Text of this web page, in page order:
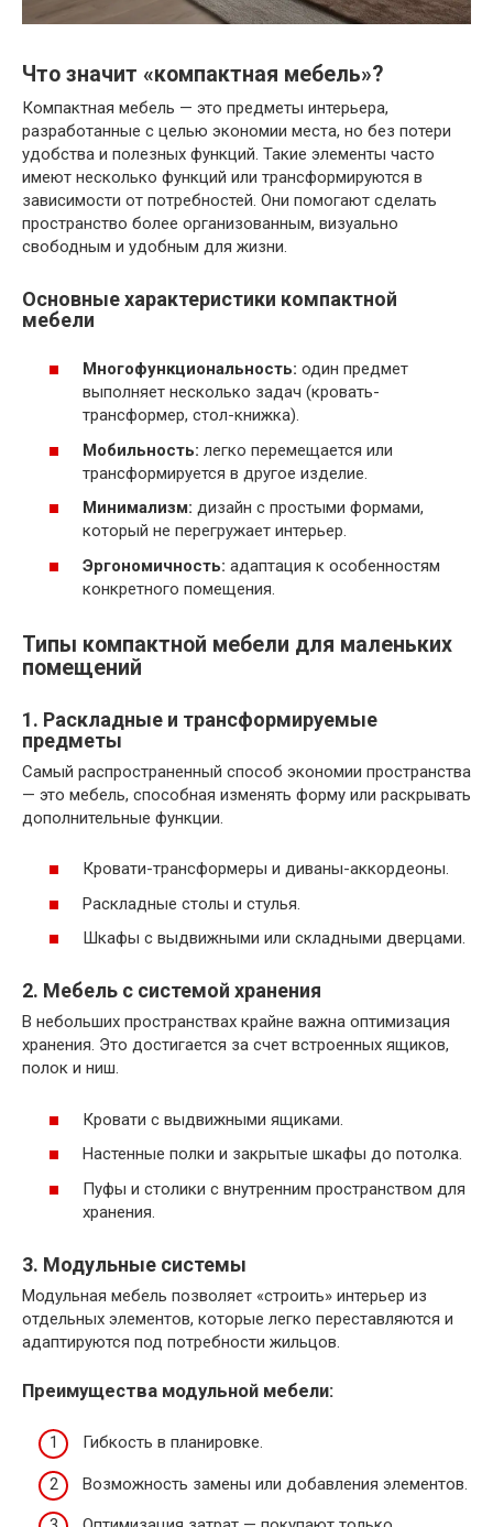
Что значит «компактная мебель»?
Компактная мебель — это предметы интерьера,
разработанные с целью экономии места, но без потери
удобства и полезных функций. Такие элементы часто
имеют несколько функций или трансформируются в
зависимости от потребностей. Они помогают сделать
пространство более организованным, визуально
свободным и удобным для жизни.
Основные характеристики компактной
мебели
Многофункциональность: один предмет
выполняет несколько задач (кровать-
трансформер, стол-книжка).
Мобильность: легко перемещается или
трансформируется в другое изделие.
Минимализм: дизайн с простыми формами,
который не перегружает интерьер.
Эргономичность: адаптация к особенностям
конкретного помещения.
Типы компактной мебели для маленьких
помещений
1. Раскладные и трансформируемые
предметы
Самый распространенный способ экономии пространства
— это мебель, способная изменять форму или раскрывать
дополнительные функции.
Кровати-трансформеры и диваны-аккордеоны.
Раскладные столы и стулья.
Шкафы с выдвижными или складными дверцами.
2. Мебель с системой хранения
В небольших пространствах крайне важна оптимизация
хранения. Это достигается за счет встроенных ящиков,
полок и ниш.
Кровати с выдвижными ящиками.
Настенные полки и закрытые шкафы до потолка.
Пуфы и столики с внутренним пространством для
хранения.
3. Модульные системы
Модульная мебель позволяет «строить» интерьер из
отдельных элементов, которые легко переставляются и
адаптируются под потребности жильцов.
Преимущества модульной мебели:
Гибкость в планировке.
Возможность замены или добавления элементов.